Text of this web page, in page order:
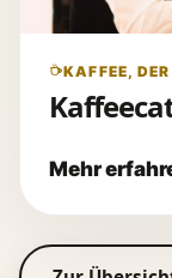
KAFFEE,